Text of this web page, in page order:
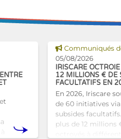
Voir cette news
Communiqués
05/08/2026
IRISCARE
12 MILLIONS € DE
FACULTATIFS EN
En 2026, Iriscare
de 60 initiatives
subsides
plus de 12 millions